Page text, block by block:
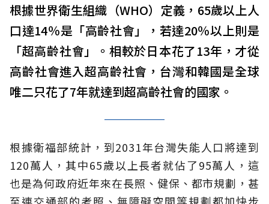
根據世界衛生組織（WHO）定義，65歲以上人
口達14％是「高齡社會」，若達20％以上則是
「超高齡社會」。相較於日本花了13年，才從
高齡社會進入超高齡社會，台灣和韓國是全球
唯二只花了7年就達到超高齡社會的國家。
根據衛福部統計，到2031年台灣失能人口將達到
120萬人，其中65歲以上長者就佔了95萬人，這
也是為何政府近年來在長照、健保、都市規劃，甚
至連交通部的考照、無障礙空間等規劃都加快步